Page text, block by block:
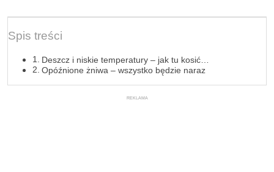
Spis treści
Deszcz i niskie temperatury – jak tu kosić…
Opóźnione żniwa – wszystko będzie naraz
REKLAMA